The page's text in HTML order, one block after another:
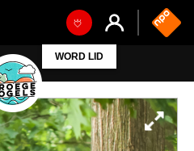
WORD LID